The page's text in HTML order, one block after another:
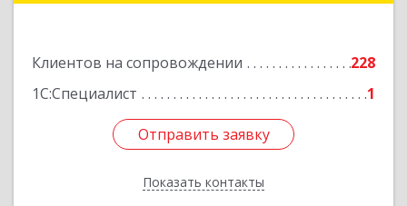
Клиентов на сопровождении
228
1С:Специалист
1
Отправить заявку
Показать контакты
Отправить заявку
Назад